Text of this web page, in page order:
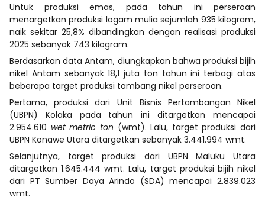
Untuk produksi emas, pada tahun ini perseroan
menargetkan produksi logam mulia sejumlah 935 kilogram,
naik sekitar 25,8% dibandingkan dengan realisasi produksi
2025 sebanyak 743 kilogram.
Berdasarkan data Antam, diungkapkan bahwa produksi bijih
nikel Antam sebanyak 18,1 juta ton tahun ini terbagi atas
beberapa target produksi tambang nikel perseroan.
Pertama, produksi dari Unit Bisnis Pertambangan Nikel
(UBPN) Kolaka pada tahun ini ditargetkan mencapai
2.954.610 wet metric ton (wmt). Lalu, target produksi dari
UBPN Konawe Utara ditargetkan sebanyak 3.441.994 wmt.
Selanjutnya, target produksi dari UBPN Maluku Utara
ditargetkan 1.645.444 wmt. Lalu, target produksi bijih nikel
dari PT Sumber Daya Arindo (SDA) mencapai 2.839.023
wmt.